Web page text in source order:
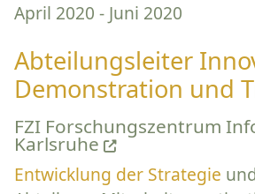
April 2020 - Juni 2020
Abteilungsleiter
Demonstration und
FZI Forschungszentrum
Karlsruhe
Entwicklung der Strategie